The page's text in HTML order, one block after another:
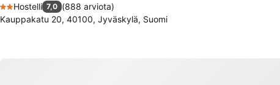
2 Tähtiluokitus
Hostelli 7,0 (888 arviota)
Kauppakatu 20, 40100, Jyväskylä, Suomi